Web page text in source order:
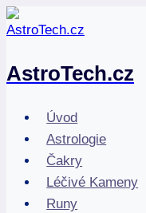
Přeskočit
na
AstroTech.cz
Úvod
Astrologie
Čakry
Léčivé Kameny
Runy